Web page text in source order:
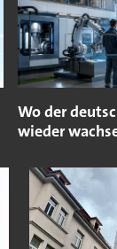
Wo der
wieder